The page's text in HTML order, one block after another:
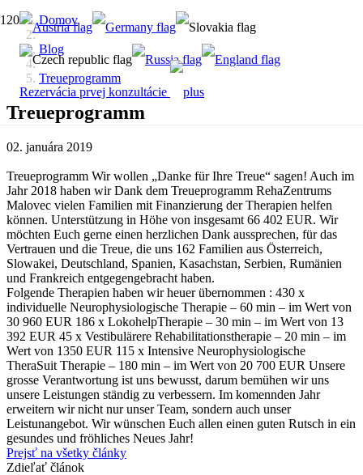
Rezervácia prvej konzultácie
Domov
Blog
Treueprogramm
Treueprogramm
02. januára 2019
Treueprogramm Wir wollen „Danke für Ihre Treue“ sagen! Auch im
Jahr 2018 haben wir Dank dem Treueprogramm RehaZentrums
Malovec vielen Familien mit Finanzierung der Therapien helfen
können. Unterstützung in Höhe von insgesamt 66 402 EUR. Wir
möchten Euch gerne einen herzlichen Dank aussprechen, für das
Vertrauen und die Treue, die uns 162 Familien aus Österreich,
Slowakei, Deutschland, Spanien, Kasachstan, Serbien, Rumänien
und Frankreich entgegengebracht haben.
Folgende Therapien haben wir heuer übernommen : 430 x
individuelle Neurophysiologische Therapie – 60 min – im Wert von
30 960 EUR 186 x LokohelpTherapie – 30 min – im Wert von 13
392 EUR 45 x Vestibulärere Rehabilitationstherapie – 20 min – im
Wert von 1350 EUR 115 x Intensive Neurophysiologische
TheraSuit Therapie – 180 min – im Wert von 20 700 EUR Unsere
grosse Verantwortung ist uns bewusst, darum bemühen wir uns
unsere Leistungen ständig zu verbessern. Im komennden Jahr
erweitern wir nicht nur unser Team, sondern auch unser
Leistunangebot. Wir wünschen Euch allen einen guten Rutsch in ein
gesundes und fröhliches Neues Jahr!
Prejsť na všetky články
Zdieľať článok